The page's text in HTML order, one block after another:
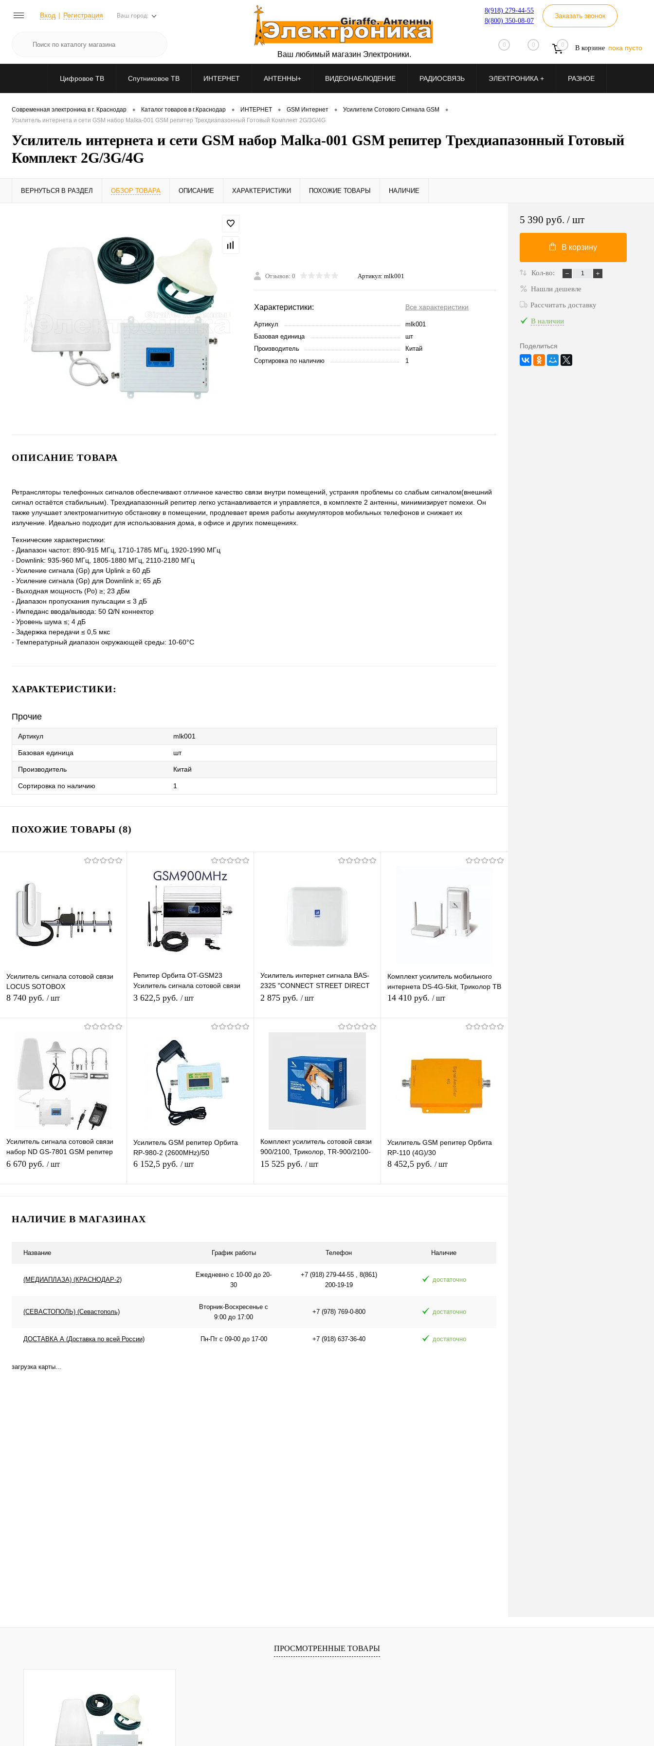
Вход Регистрация Ваш город:
8(918) 279-44-55
8(800) 350-08-07
Заказать звонок
0 0 0 В корзине пока пусто
Ваш любимый магазин Электроники.
Цифровое ТВ Спутниковое ТВ ИНТЕРНЕТ АНТЕННЫ+ ВИДЕОНАБЛЮДЕНИЕ РАДИОСВЯЗЬ ЭЛЕКТРОНИКА + РАЗНОЕ
Современная электроника в г. Краснодар • Каталог товаров в г.Краснодар • ИНТЕРНЕТ • GSM Интернет • Усилители Сотового Сигнала GSM •
Усилитель интернета и сети GSM набор Malka-001 GSM репитер Трехдиапазонный Готовый Комплект 2G/3G/4G
Усилитель интернета и сети GSM набор Malka-001 GSM репитер Трехдиапазонный Готовый
Комплект 2G/3G/4G
ВЕРНУТЬСЯ В РАЗДЕЛ ОБЗОР ТОВАРА ОПИСАНИЕ ХАРАКТЕРИСТИКИ ПОХОЖИЕ ТОВАРЫ НАЛИЧИЕ
Отзывов: 0 Артикул: mlk001
Характеристики: Все характеристики
Артикул
mlk001
Базовая единица
шт
Производитель
Китай
Сортировка по наличию
1
ОПИСАНИЕ ТОВАРА
Ретрансляторы телефонных сигналов обеспечивают отличное качество связи внутри помещений, устраняя проблемы со слабым сигналом(внешний
сигнал остаётся стабильным). Трехдиапазонный репитер легко устанавливается и управляется, в комплекте 2 антенны, минимизирует помехи. Он
также улучшает электромагнитную обстановку в помещении, продлевает время работы аккумуляторов мобильных телефонов и снижает их
излучение. Идеально подходит для использования дома, в офисе и других помещениях.
Технические характеристики:
- Диапазон частот: 890-915 МГц, 1710-1785 МГц, 1920-1990 МГц
- Downlink: 935-960 МГц, 1805-1880 МГц, 2110-2180 МГц
- Усиление сигнала (Gp) для Uplink ≥ 60 дБ
- Усиление сигнала (Gp) для Downlink ≥; 65 дБ
- Выходная мощность (Po) ≥; 23 дБм
- Диапазон пропускания пульсации ≤ 3 дБ
- Импеданс ввода/вывода: 50 Ω/N коннектор
- Уровень шума ≤; 4 дБ
- Задержка передачи ≤ 0,5 мкс
- Температурный диапазон окружающей среды: 10-60°C
ХАРАКТЕРИСТИКИ:
Прочие
Артикул mlk001
Базовая единица шт
Производитель Китай
Сортировка по наличию 1
ПОХОЖИЕ ТОВАРЫ (8)
Усилитель сигнала сотовой связи
LOCUS SOTOBOX
8 740 руб. / шт
Купить в 1 клик К сравнению
В избранное Под заказ
Репитер Орбита OT-GSM23
Усилитель сигнала сотовой связи
2G-900, Комплект Усилитель
3 622,5 руб. / шт
Купить в 1 клик
В избранное Под заказ
Усилитель интернет сигнала BAS-
2325 "CONNECT STREET DIRECT
3G/4G"
2 875 руб. / шт
Купить в 1 клик К сравнению
В избранное Под заказ
Комплект усилитель мобильного
интернета DS-4G-5kit, Триколор ТВ
14 410 руб. / шт
Купить в 1 клик К сравнению
В избранное
Усилитель сигнала сотовой связи
набор ND GS-7801 GSM репитер
Готовый Комплект
6 670 руб. / шт
Усилитель GSM репитер Орбита
RP-980-2 (2600MHz)/50
6 152,5 руб. / шт
Комплект усилитель сотовой связи
900/2100, Триколор, TR-900/2100-
50-kit
15 525 руб. / шт
Усилитель GSM репитер Орбита
RP-110 (4G)/30
8 452,5 руб. / шт
НАЛИЧИЕ В МАГАЗИНАХ
Название График работы Телефон Наличие
(МЕДИАПЛАЗА) (КРАСНОДАР-2)
Ежедневно с 10-00 до 20-
30
+7 (918) 279-44-55 , 8(861)
200-19-19
достаточно
(СЕВАСТОПОЛЬ) (Севастополь)
Вторник-Воскресенье с
9:00 до 17:00
+7 (978) 769-0-800 достаточно
ДОСТАВКА А (Доставка по всей России) Пн-Пт с 09-00 до 17-00 +7 (918) 637-36-40 достаточно
загрузка карты...
5 390 руб. / шт
В корзину
Кол-во:
Нашли дешевле
Рассчитать доставку
В наличии
Поделиться
ПРОСМОТРЕННЫЕ ТОВАРЫ